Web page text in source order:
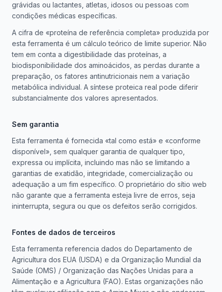
grávidas ou lactantes, atletas, idosos ou pessoas com
condições médicas específicas.
A cifra de «proteína de referência completa» produzida por
esta ferramenta é um cálculo teórico de limite superior. Não
tem em conta a digestibilidade das proteínas, a
biodisponibilidade dos aminoácidos, as perdas durante a
preparação, os fatores antinutricionais nem a variação
metabólica individual. A síntese proteica real pode diferir
substancialmente dos valores apresentados.
Sem garantia
Esta ferramenta é fornecida «tal como está» e «conforme
disponível», sem qualquer garantia de qualquer tipo,
expressa ou implícita, incluindo mas não se limitando a
garantias de exatidão, integridade, comercialização ou
adequação a um fim específico. O proprietário do sítio web
não garante que a ferramenta esteja livre de erros, seja
ininterrupta, segura ou que os defeitos serão corrigidos.
Fontes de dados de terceiros
Esta ferramenta referencia dados do Departamento de
Agricultura dos EUA (USDA) e da Organização Mundial da
Saúde (OMS) / Organização das Nações Unidas para a
Alimentação e a Agricultura (FAO). Estas organizações não